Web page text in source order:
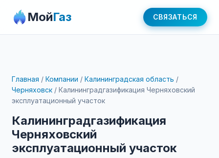
МойГаз СВЯЗАТЬСЯ
Главная / Компании / Калининградская область /
Черняховск / Калининградгазификация Черняховский
эксплуатационный участок
Калининградгазификация
Черняховский
эксплуатационный участок